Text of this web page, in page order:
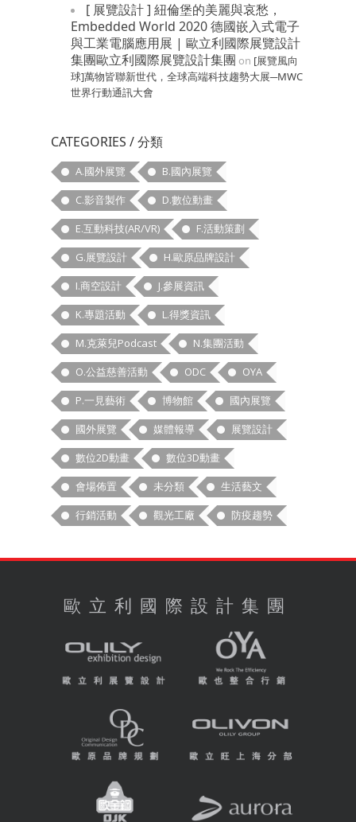
[ 展覽設計 ] 紐倫堡的美麗與哀愁，
Embedded World 2020 德國嵌入式電子
與工業電腦應用展 | 歐立利國際展覽設計
集團歐立利國際展覽設計集團 on [展覽風向
球]萬物皆聯新世代，全球高端科技趨勢大展─MWC
世界行動通訊大會
CATEGORIES / 分類
A.國外展覽
B.國內展覽
C.影音製作
D.數位動畫
E.互動科技(AR/VR)
F.活動策劃
G.展覽設計
H.歐原品牌設計
I.商空設計
J.參展資訊
K.專題活動
L.得獎資訊
M.克萊兒Podcast
N.集團活動
O.公益慈善活動
ODC
OYA
P.一見藝術
博物館
國內展覽
國外展覽
媒體報導
展覽設計
數位2D動畫
數位3D動畫
會場佈置
未分類
生活藝文
行銷活動
觀光工廠 防疫趨勢
歐立利國際設計集團